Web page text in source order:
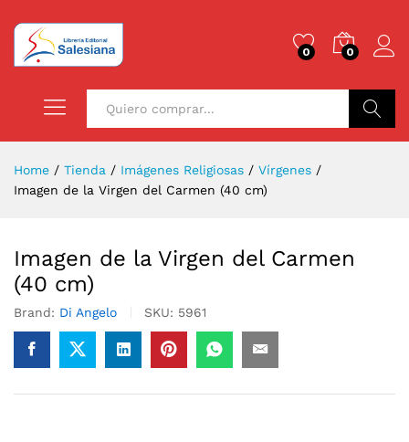
0 0
Home / Tienda / Imágenes Religiosas / Vírgenes /
Imagen de la Virgen del Carmen (40 cm)
Imagen de la Virgen del Carmen
(40 cm)
Brand: Di Angelo SKU: 5961